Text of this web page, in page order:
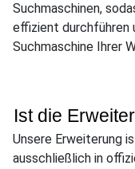
Suchmaschinen,
effizient durchführen
Suchmaschine Ihrer
Ist die
Unsere Erweiterung
ausschließlich in